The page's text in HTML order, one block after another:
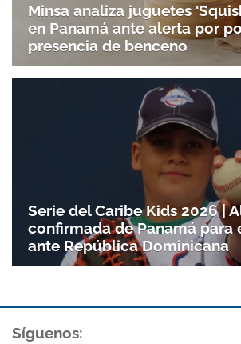
Minsa analiza juguetes
en Panamá ante alerta por
presencia de benceno
Serie del Caribe Kids 2026 |
confirmada de Panamá para
ante República Dominicana
Síguenos: